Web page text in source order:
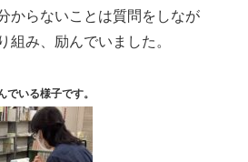
からないことは質問をしなが
組み、励んでいました。
いる様子です。